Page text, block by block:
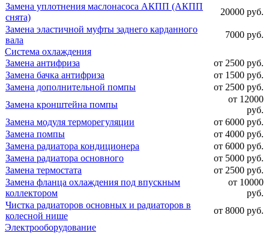
Замена уплотнения маслонасоса АКПП (АКПП
снята)
20000 руб.
Замена эластичной муфты заднего карданного
вала
7000 руб.
Система охлаждения
Замена антифриза
от 2500 руб.
Замена бачка антифриза
от 1500 руб.
Замена дополнительной помпы
от 2500 руб.
Замена кронштейна помпы
от 12000
руб.
Замена модуля терморегуляции
от 6000 руб.
Замена помпы
от 4000 руб.
Замена радиатора кондиционера
от 6000 руб.
Замена радиатора основного
от 5000 руб.
Замена термостата
от 2500 руб.
Замена фланца охлаждения под впускным
коллектором
от 10000
руб.
Чистка радиаторов основных и радиаторов в
колесной нише
от 8000 руб.
Электрооборудование